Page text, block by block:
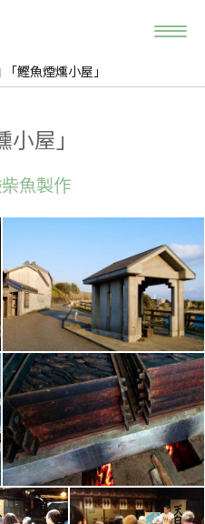
鰹魚煙燻小屋」
屋」
魚製作